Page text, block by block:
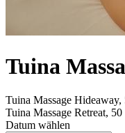
Tuina
Tuina Massage
Tuina Massage Retreat,
Datum wählen